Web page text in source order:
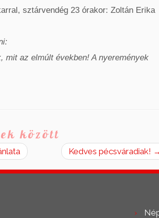
sztárvendég 23 órakor: Zoltán Erika
mit az elmúlt években! A nyeremények
között
Kedves pécsváradiak!